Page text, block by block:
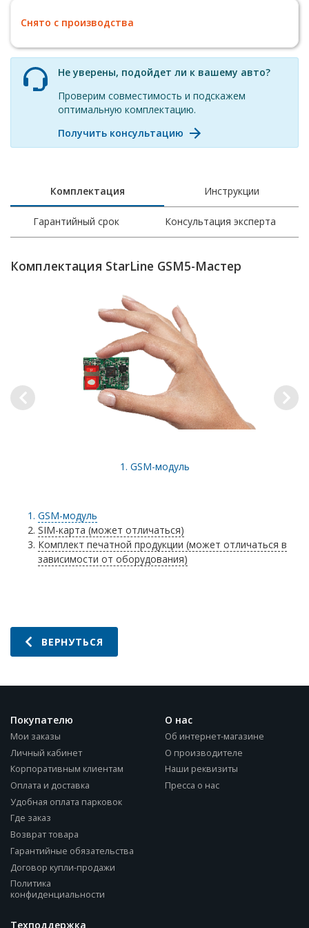
Снято с производства
Не уверены, подойдет ли к вашему авто?
Проверим совместимость и подскажем
оптимальную комплектацию.
Получить консультацию
Комплектация Инструкции
Гарантийный срок Консультация эксперта
Комплектация StarLine GSM5-Мастер
1. GSM-модуль
GSM-модуль
SIM-карта (может отличаться)
Комплект печатной продукции (может отличаться в
зависимости от оборудования)
ВЕРНУТЬСЯ
Покупателю
Мои заказы
Личный кабинет
Корпоративным клиентам
Оплата и доставка
Удобная оплата парковок
Где заказ
Возврат товара
Гарантийные обязательства
Договор купли-продажи
Политика
конфиденциальности
О нас
Об интернет-магазине
О производителе
Наши реквизиты
Пресса о нас
Техподдержка